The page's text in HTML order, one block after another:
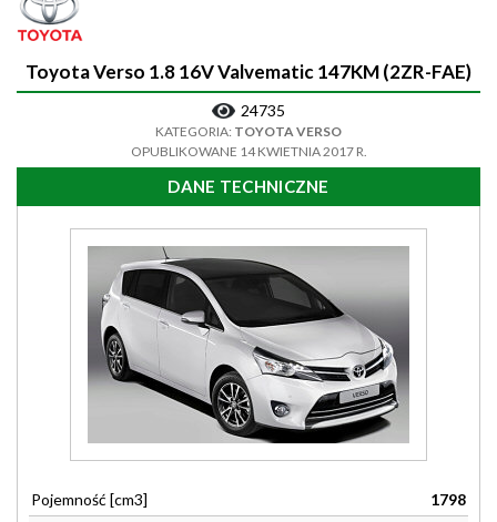
Toyota Verso 1.8 16V Valvematic 147KM (2ZR-FAE)
24735
KATEGORIA: TOYOTA VERSO
OPUBLIKOWANE 14 KWIETNIA 2017 R.
DANE TECHNICZNE
Pojemność [cm3]
1798